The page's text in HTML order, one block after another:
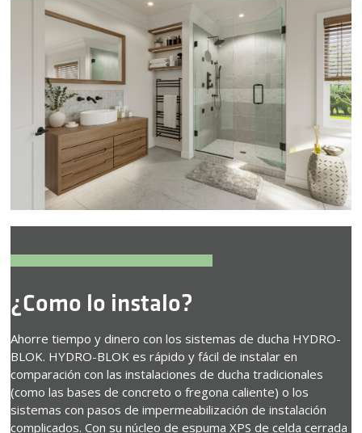
¿Como lo instalo?
Ahorre tiempo y dinero con los sistemas de ducha HYDRO-
BLOK. HYDRO-BLOK es rápido y fácil de instalar en
comparación con las instalaciones de ducha tradicionales
(como las bases de concreto o fregona caliente) o los
sistemas con pasos de impermeabilización de instalación
complicados. Con su núcleo de espuma XPS de celda cerrada